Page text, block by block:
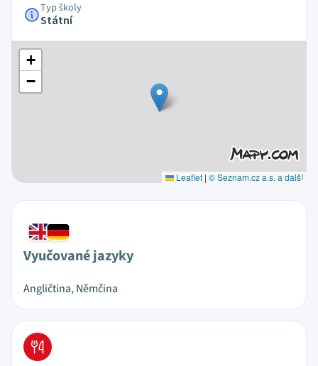
Typ školy
Státní
+
−
Leaflet | © Seznam.cz a.s. a další
Vyučované jazyky
Angličtina, Němčina